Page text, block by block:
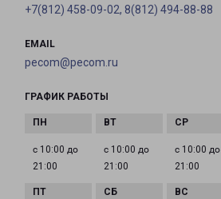
+7(812) 458-09-02, 8(812) 494-88-88
EMAIL
pecom@pecom.ru
ГРАФИК РАБОТЫ
с 10:00 до
21:00
с 10:00 до
21:00
с 10:00 до
21:00